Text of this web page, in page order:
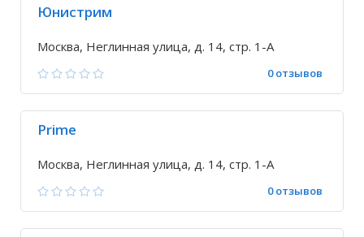
Юнистрим
Москва, Неглинная улица, д. 14, стр. 1-А
0 отзывов
Prime
Москва, Неглинная улица, д. 14, стр. 1-А
0 отзывов